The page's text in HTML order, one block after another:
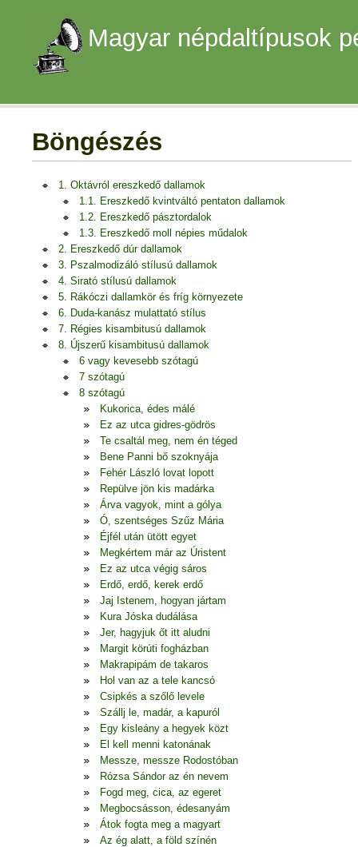
Magyar népdaltípusok
Böngészés
1. Oktávról ereszkedő dallamok
1.1. Ereszkedő kvintváltó pentaton dallamok
1.2. Ereszkedő pásztordalok
1.3. Ereszkedő moll népies műdalok
2. Ereszkedő dúr dallamok
3. Pszalmodizáló stílusú dallamok
4. Sirató stílusú dallamok
5. Rákóczi dallamkör és fríg környezete
6. Duda-kanász mulattató stílus
7. Régies kisambitusú dallamok
8. Újszerű kisambitusú dallamok
6 vagy kevesebb szótagú
7 szótagú
8 szótagú
Kukorica, édes málé
Ez az utca gidres-gödrös
Te csaltál meg, nem én téged
Bene Panni bő szoknyája
Fehér László lovat lopott
Repülve jön kis madárka
Árva vagyok, mint a gólya
Ó, szentséges Szűz Mária
Éjfél után ütött egyet
Megkértem már az Úristent
Ez az utca végig sáros
Erdő, erdő, kerek erdő
Jaj Istenem, hogyan jártam
Kura Jóska dudálása
Jer, hagyjuk őt itt aludni
Margit körúti fogházban
Makrapipám de takaros
Hol van az a tele kancsó
Csipkés a szőlő levele
Szállj le, madár, a kapuról
Egy kisleány a hegyek közt
El kell menni katonának
Messze, messze Rodostóban
Rózsa Sándor az én nevem
Fogd meg, cica, az egeret
Megbocsásson, édesanyám
Átok fogta meg a magyart
Az ég alatt, a föld színén